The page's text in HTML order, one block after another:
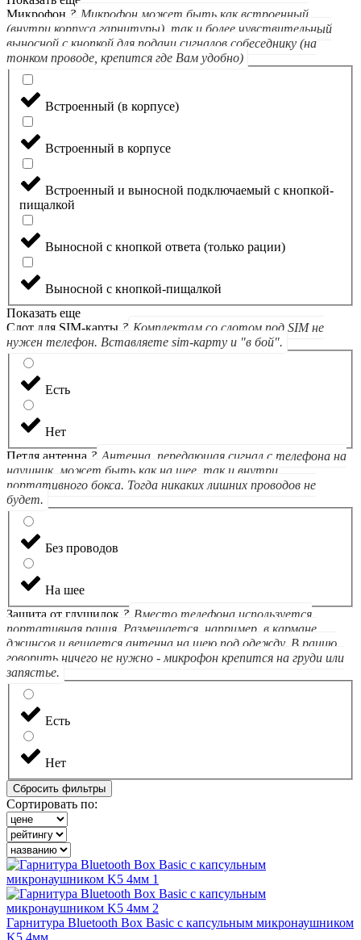
Микрофон ? Микрофон может быть как встроенный
(внутри корпуса гарнитуры), так и более чувствительный
выносной с кнопкой для подачи сигналов собеседнику (на
тонком проводе, крепится где Вам удобно)
Встроенный (в корпусе)
Встроенный в корпусе
Встроенный и выносной подключаемый с кнопкой-
пищалкой
Выносной с кнопкой ответа (только рации)
Выносной с кнопкой-пищалкой
Показать еще
Слот для SIM-карты ? Комплектам со слотом под SIM не
нужен телефон. Вставляете sim-карту и "в бой".
Есть
Нет
Петля антенна ? Антенна, передающая сигнал с телефона на
наушник, может быть как на шее, так и внутри
портативного бокса. Тогда никаких лишних проводов не
будет.
Без проводов
На шее
Защита от глушилок ? Вместо телефона используется
портативная рация. Размещается, например, в кармане
джинсов и вешается антенна на шею под одежду. В рацию
говорить ничего не нужно - микрофон крепится на груди или
запястье.
Есть
Нет
Сбросить фильтры
Сортировать по:
Гарнитура Bluetooth Box Basic с капсульным микронаушником
K5 4мм